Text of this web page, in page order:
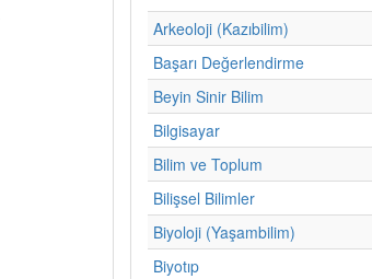
Arkeoloji (Kazıbilim)
Başarı Değerlendirme
Beyin Sinir Bilim
Bilgisayar
Bilim ve Toplum
Bilişsel Bilimler
Biyoloji (Yaşambilim)
Biyotıp